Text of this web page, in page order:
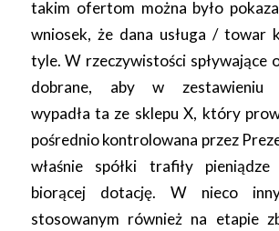
takim ofertom można było
wniosek, że dana usługa / towar
tyle. W rzeczywistości spływające
dobrane, aby w zestawieniu
wypadła ta ze sklepu X, który
pośrednio kontrolowana przez
właśnie spółki trafiły
biorącej dotację. W nieco
stosowanym również na etapie